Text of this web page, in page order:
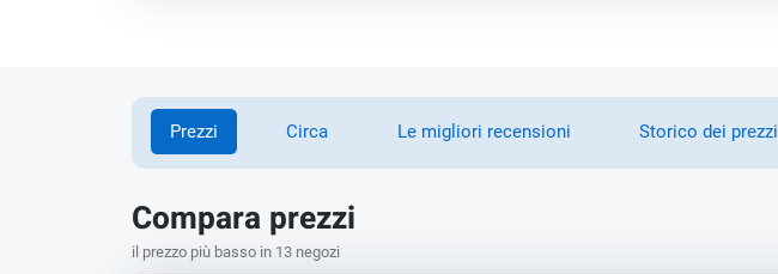
Prezzi Circa Le migliori recensioni Storico dei prezzi
Compara prezzi
il prezzo più basso in 13 negozi